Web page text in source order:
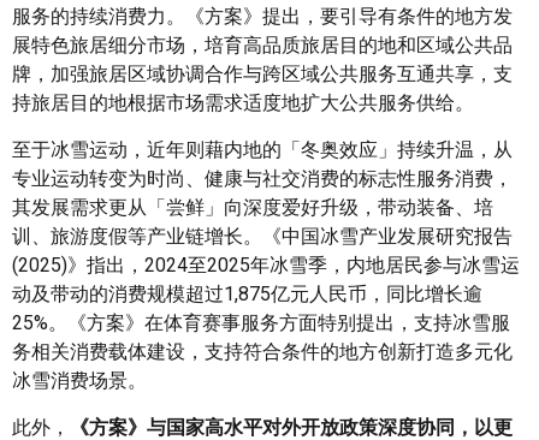
服务的持续消费力。《方案》提出，要引导有条件的地方发
展特色旅居细分市场，培育高品质旅居目的地和区域公共品
牌，加强旅居区域协调合作与跨区域公共服务互通共享，支
持旅居目的地根据市场需求适度地扩大公共服务供给。
至于冰雪运动，近年则藉内地的「冬奥效应」持续升温，从
专业运动转变为时尚、健康与社交消费的标志性服务消费，
其发展需求更从「尝鲜」向深度爱好升级，带动装备、培
训、旅游度假等产业链增长。《中国冰雪产业发展研究报告
(2025)》指出，2024至2025年冰雪季，内地居民参与冰雪运
动及带动的消费规模超过1,875亿元人民币，同比增长逾
25%。《方案》在体育赛事服务方面特别提出，支持冰雪服
务相关消费载体建设，支持符合条件的地方创新打造多元化
冰雪消费场景。
此外，
《方案》与国家高水平对外开放政策深度协同，以更